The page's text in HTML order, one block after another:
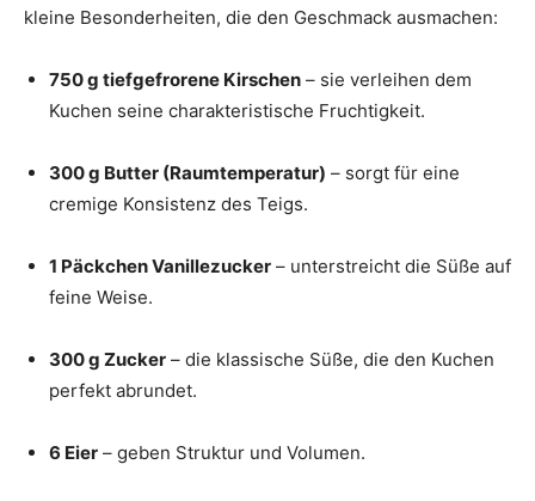
kleine Besonderheiten, die den Geschmack ausmachen:
750 g tiefgefrorene Kirschen – sie verleihen dem
Kuchen seine charakteristische Fruchtigkeit.
300 g Butter (Raumtemperatur) – sorgt für eine
cremige Konsistenz des Teigs.
1 Päckchen Vanillezucker – unterstreicht die Süße auf
feine Weise.
300 g Zucker – die klassische Süße, die den Kuchen
perfekt abrundet.
6 Eier – geben Struktur und Volumen.